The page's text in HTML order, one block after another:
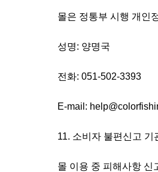
몰은 정통부 시행 개인
성명: 양명국
전화: 051-502-3393
E-mail:
11. 소비자 불편신고
몰 이용 중 피해사항 신